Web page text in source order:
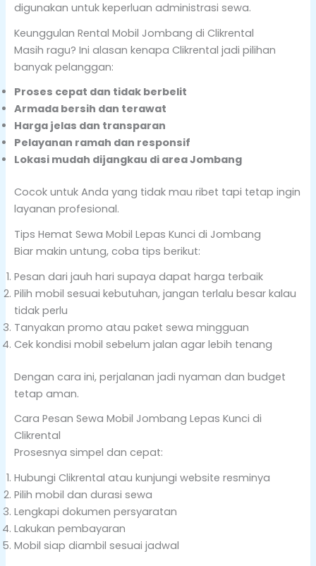
digunakan untuk keperluan administrasi sewa.
Keunggulan Rental Mobil Jombang di Clikrental
Masih ragu? Ini alasan kenapa Clikrental jadi pilihan
banyak pelanggan:
Proses cepat dan tidak berbelit
Armada bersih dan terawat
Harga jelas dan transparan
Pelayanan ramah dan responsif
Lokasi mudah dijangkau di area Jombang
Cocok untuk Anda yang tidak mau ribet tapi tetap ingin
layanan profesional.
Tips Hemat Sewa Mobil Lepas Kunci di Jombang
Biar makin untung, coba tips berikut:
Pesan dari jauh hari supaya dapat harga terbaik
Pilih mobil sesuai kebutuhan, jangan terlalu besar kalau
tidak perlu
Tanyakan promo atau paket sewa mingguan
Cek kondisi mobil sebelum jalan agar lebih tenang
Dengan cara ini, perjalanan jadi nyaman dan budget
tetap aman.
Cara Pesan Sewa Mobil Jombang Lepas Kunci di
Clikrental
Prosesnya simpel dan cepat:
Hubungi Clikrental atau kunjungi website resminya
Pilih mobil dan durasi sewa
Lengkapi dokumen persyaratan
Lakukan pembayaran
Mobil siap diambil sesuai jadwal